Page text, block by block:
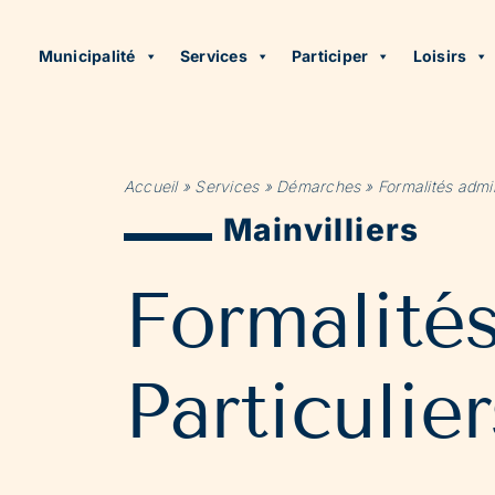
Municipalité Services Participer Loisirs
Accueil» Services» Démarches» Formalités
Mainvilliers